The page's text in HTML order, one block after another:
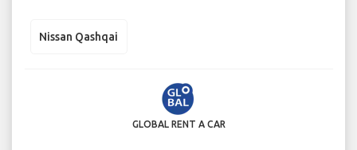
Nissan Qashqai
GLOBAL RENT A CAR